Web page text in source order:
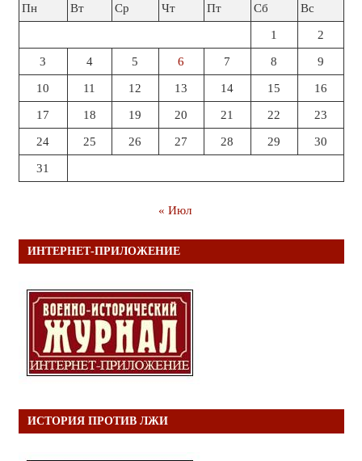
Пн
Вт Ср Чт Пт Сб Вс
1 2
3 4 5 6 7 8 9
10 11 12 13 14 15 16
17 18 19 20 21 22 23
24 25 26 27 28 29 30
31
« Июл
ИНТЕРНЕТ-ПРИЛОЖЕНИЕ
ИСТОРИЯ ПРОТИВ ЛЖИ